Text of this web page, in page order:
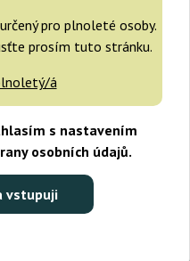
pro plnoleté osoby.
prosím tuto stránku.
á
s nastavením
osobních údajů.
vstupuji